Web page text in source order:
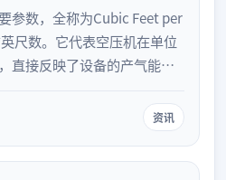
参数，全称为Cubic Feet per
尺数。它代表空压机在单位
直接反映了设备的产气能
避免设备选型过大造成能源
，是工业生产中设备选型与
资讯